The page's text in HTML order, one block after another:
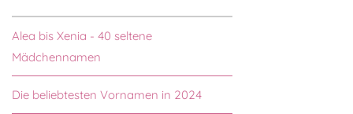
Alea bis Xenia - 40 seltene
Mädchennamen
Die beliebtesten Vornamen in 2024